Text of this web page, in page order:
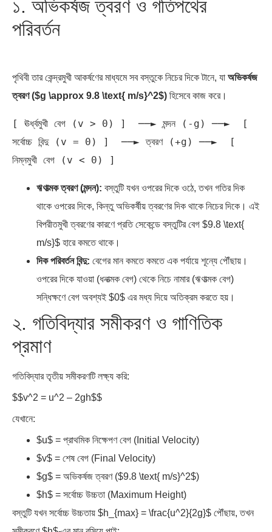
[ ঊর্ধ্বমুখী বেগ (v > 0) ]  ──► মন্দন (-g) ──►  [
ঋণাত্মক ত্বরণ (মন্দন):
বস্তুটি যখন ওপরের দিকে ওঠে, তখন গতির দিক
বিপরীতমুখী ত্বরণের কারণে প্রতি সেকেন্ডে বস্তুটির বেগ $9.8 \text{
m/s}$ হারে কমতে থাকে।
দিক পরিবর্তন বিন্দু:বেগের মান কমতে কমতে এক পর্যায়ে শূন্যে পৌঁছায়।
ওপরের দিকে যাওয়া (ধনাত্মক বেগ) থেকে নিচে নামার (ঋণাত্মক বেগ)
সন্ধিক্ষণে বেগ অবশ্যই $0$ এর মধ্য দিয়ে অতিক্রম করতে হয়।
২. গতিবিদ্যার সমীকরণ ও গাণিতিক
প্রমাণ
গতিবিদ্যার তৃতীয় সমীকরণটি লক্ষ্য করি:
যেখানে:
$u$ = প্রাথমিক নিক্ষেপণ বেগ (Initial Velocity)
$g$ = অভিকর্ষজ ত্বরণ ($9.8 \text{ m/s}^2$)
$h$ = সর্বোচ্চ উচ্চতা (Maximum Height)
বস্তুটি যখন সর্বোচ্চ উচ্চতায় $h_{max} = \frac{u^2}{2g}$ পৌঁছায়, তখন
সমীকরণে $h$-এর মান বসিয়ে পাই:
$$v^2 = u^2 – 2g \left( \frac{u^2}{2g} \right)$$